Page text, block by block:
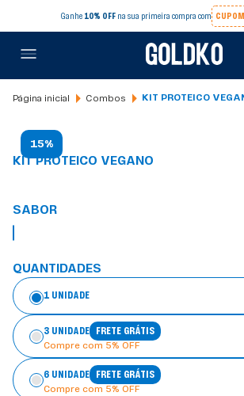
Ganhe 10% OFF na sua primeira compra com
Combos KIT PROTEICO
15%
KIT PROTEICO VEGANO
SABOR
QUANTIDADES
1 UNIDADE
3 UNIDADE FRETE GRÁTIS
Compre com 5% OFF
6 UNIDADE FRETE GRÁTIS
Compre com 5% OFF